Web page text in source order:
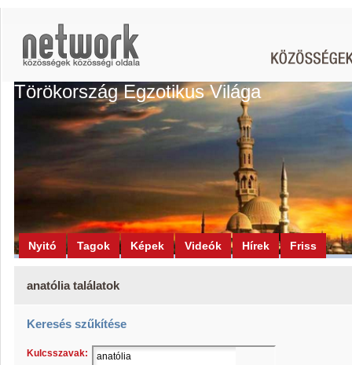
Törökország Egzotikus Világa
Nyitó Tagok Képek Videók Hírek Friss
anatólia találatok
Keresés szűkítése
Kulcsszavak: